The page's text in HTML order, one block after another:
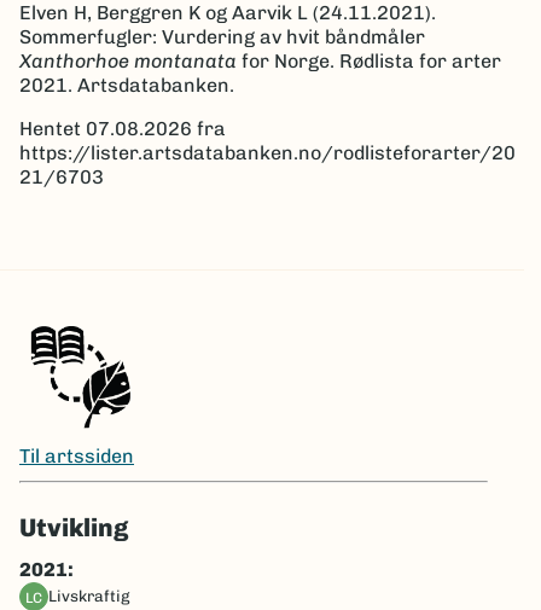
Elven H, Berggren K og Aarvik L (24.11.2021).
Sommerfugler: Vurdering av hvit båndmåler
Xanthorhoe montanata for Norge. Rødlista for arter
2021. Artsdatabanken.
Hentet 07.08.2026 fra
https://lister.artsdatabanken.no/rodlisteforarter/20
21/6703
Til artssiden
Utvikling
2021:
LC livskraftig